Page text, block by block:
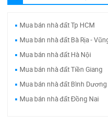
Mua bán nhà đất Tp HCM
Mua bán nhà đất Bà Rịa -
Mua bán nhà đất Hà Nội
Mua bán nhà đất Tiền Giang
Mua bán nhà đất Bình Dương
Mua bán nhà đất Đồng Nai